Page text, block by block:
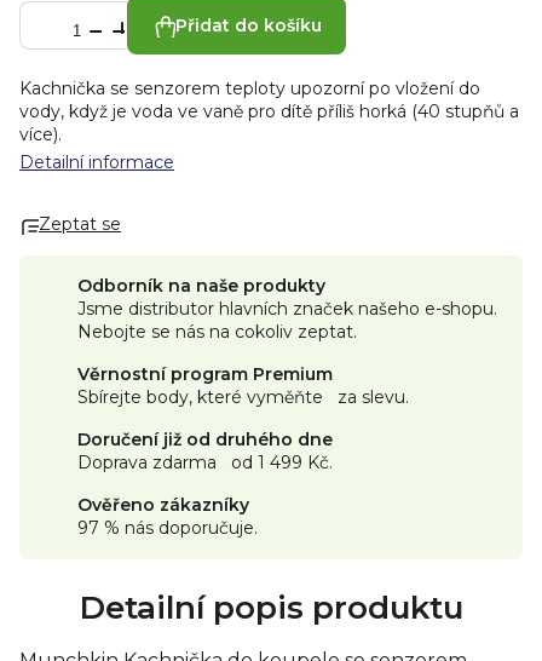
Přidat do košíku
Kachnička se senzorem teploty upozorní po vložení do
vody, když je voda ve vaně pro dítě příliš horká (40 stupňů a
více).
Detailní informace
Zeptat se
Odborník na naše produkty
Jsme distributor hlavních značek našeho e-shopu.
Nebojte se nás na cokoliv zeptat.
Věrnostní program Premium
Sbírejte body, které vyměňte za slevu.
Doručení již od druhého dne
Doprava zdarma od 1 499 Kč.
Ověřeno zákazníky
97 % nás doporučuje.
Detailní popis produktu